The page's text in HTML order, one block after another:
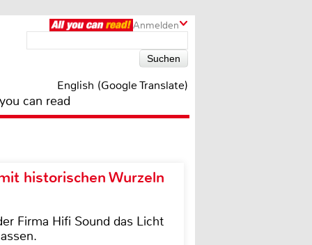
Anmelden
English (Google Translate)
can read
historischen Wurzeln
Firma Hifi Sound das Licht